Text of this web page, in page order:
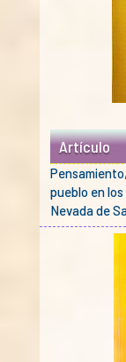
Artículo
pueblo en
Nevada de